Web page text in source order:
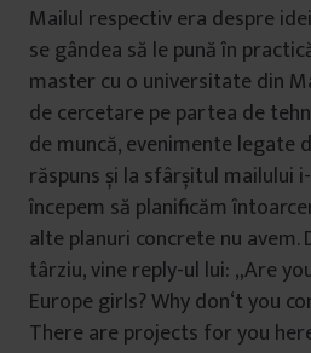
Mailul respectiv era despre
se gândea să le pună în
master cu o universitate din
de cercetare pe partea de
de muncă, evenimente legate
răspuns și la sfârșitul mailului
începem să planificăm
alte planuri concrete nu avem.
târziu, vine reply-ul lui: „Are
Europe girls? Why don‘t you
There are projects for you